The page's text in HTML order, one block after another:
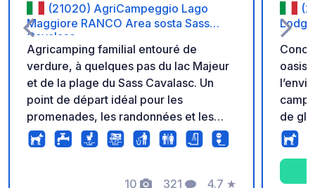
(21020) AgriCampeggio Lago
Maggiore RANCO Area sosta Sass
Cavalasc
Agricamping familial entouré de
verdure, à quelques pas du lac Majeur
et de la plage du Sass Cavalasc. Un
point de départ idéal pour les
promenades, les randonnées et les
itinéraires à vélo entre lac et collines.
Géré par des camping-caristes, il
terrain bien drainé, avec la possibilité
10 321 4.7 ★
Lodge
oasis
de
sur le
du